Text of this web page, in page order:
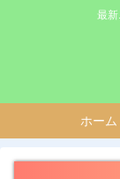
最
ホーム